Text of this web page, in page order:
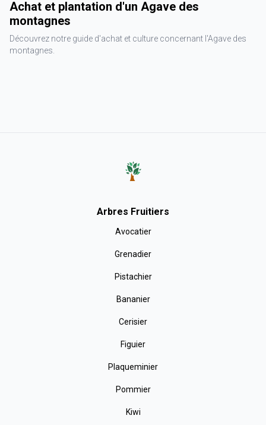
Achat et plantation d'un Agave des
montagnes
Découvrez notre guide d'achat et culture concernant l'Agave des
montagnes.
Arbres Fruitiers
Avocatier
Grenadier
Pistachier
Bananier
Cerisier
Figuier
Plaqueminier
Pommier
Kiwi